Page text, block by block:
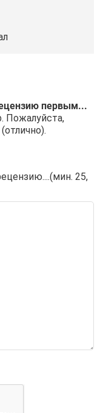
первым...
Пожалуйста,
25,